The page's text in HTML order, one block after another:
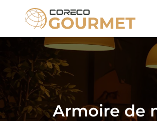
Armoire de